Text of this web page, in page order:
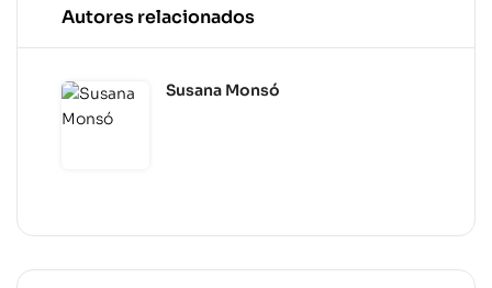
Autores relacionados
Susana Monsó